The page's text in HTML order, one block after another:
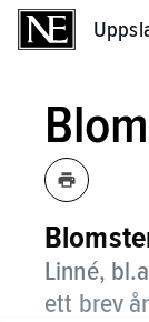
Linné,
ett brev